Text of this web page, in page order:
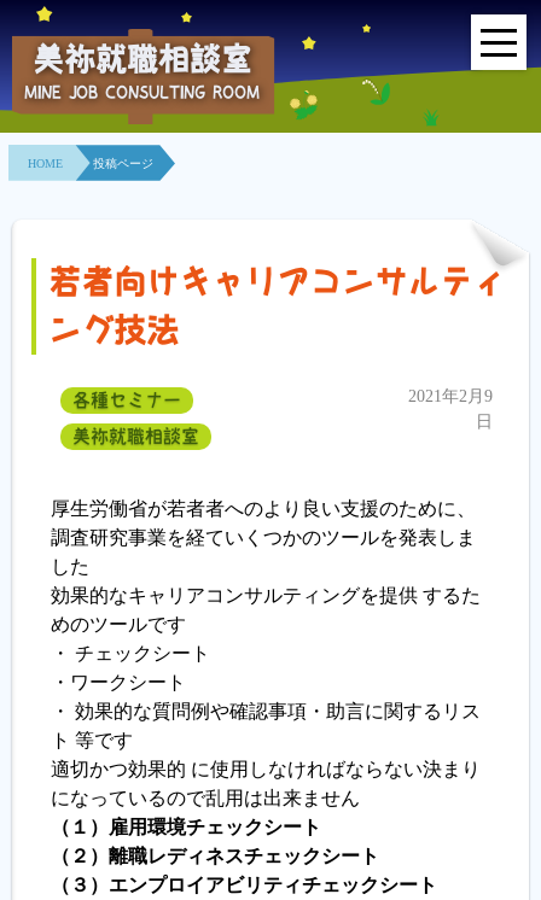
HOME
事業所紹介
相談室とは？
地域連携事業
各種セミナー
履歴書ジェネレーター
美祢就職相談室
MINE JOB CONSULTING ROOM
HOME 投稿ページ
若者向けキャリアコンサルティ
ング技法
各種セミナー
美祢就職相談室
2021年2月9
日
厚生労働省が若者者へのより良い支援のために、
調査研究事業を経ていくつかのツールを発表しま
した
効果的なキャリアコンサルティングを提供 するた
めのツールです
・ チェックシート
・ワークシート
・ 効果的な質問例や確認事項・助言に関するリス
ト 等です
適切かつ効果的 に使用しなければならない決まり
になっているので乱用は出来ません
（１）雇用環境チェックシート
（２）離職レディネスチェックシート
（３）エンプロイアビリティチェックシート